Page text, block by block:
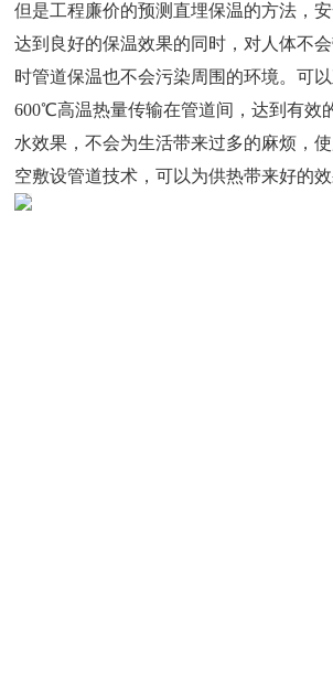
但是工程廉价的预测直埋保温的方法，
达到良好的保温效果的同时，对人体不
时管道保温也不会污染周围的环境。可
600℃高温热量传输在管道间，达到有效
水效果，不会为生活带来过多的麻烦，
空敷设管道技术，可以为供热带来好的效